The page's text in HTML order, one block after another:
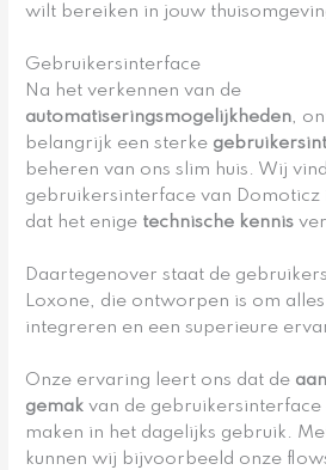
wilt bereiken in jouw
Gebruikersinterface
Na het verkennen van de
automatiseringsmogelijkheden,
belangrijk een sterke
beheren van ons slim huis. Wij
gebruikersinterface van
dat het enige technische kennis
Daartegenover staat de
Loxone, die ontworpen is om
integreren en een superieure
Onze ervaring leert ons dat de
gemak van de gebruikersinterface
maken in het dagelijks gebruik.
kunnen wij bijvoorbeeld onze